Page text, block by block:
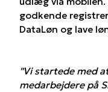
godkende
DataLøn og lave
"Vi startede med
medarbejdere på